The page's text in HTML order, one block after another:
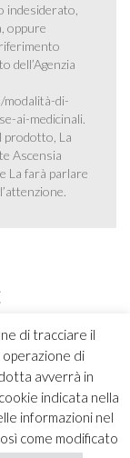
di tracciare il
di
avverrà in
indicata nella
informazioni nel
come modificato
indesiderato,
oppure
dell’Agenzia
di-
ai-medicinali.
prodotto, La
Ascensia
La farà parlare